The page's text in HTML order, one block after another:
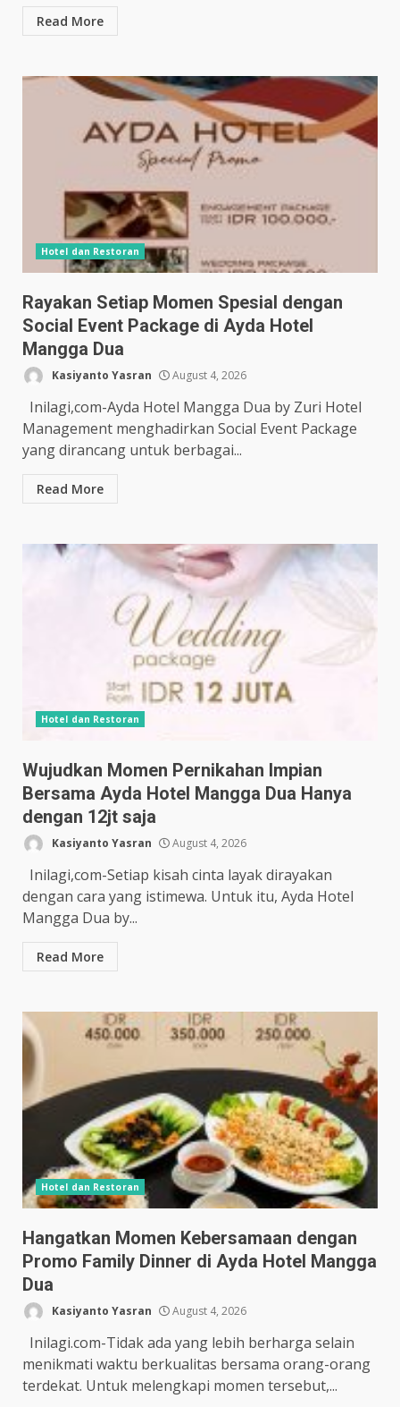
Read More
Hotel dan Restoran
Rayakan Setiap Momen Spesial dengan
Social Event Package di Ayda Hotel
Mangga Dua
Kasiyanto Yasran August 4, 2026
Inilagi,com-Ayda Hotel Mangga Dua by Zuri Hotel
Management menghadirkan Social Event Package
yang dirancang untuk berbagai...
Read More
Hotel dan Restoran
Wujudkan Momen Pernikahan Impian
Bersama Ayda Hotel Mangga Dua Hanya
dengan 12jt saja
Kasiyanto Yasran August 4, 2026
Inilagi,com-Setiap kisah cinta layak dirayakan
dengan cara yang istimewa. Untuk itu, Ayda Hotel
Mangga Dua by...
Read More
Hotel dan Restoran
Hangatkan Momen Kebersamaan dengan
Promo Family Dinner di Ayda Hotel Mangga
Dua
Kasiyanto Yasran August 4, 2026
Inilagi.com-Tidak ada yang lebih berharga selain
menikmati waktu berkualitas bersama orang-orang
terdekat. Untuk melengkapi momen tersebut,...